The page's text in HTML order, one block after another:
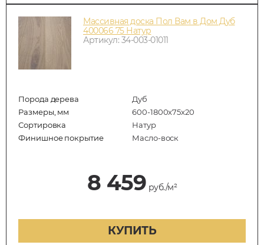
Массивная доска Пол Вам в Дом Дуб
400066 75 Натур
Артикул: 34-003-01011
Порода дерева
Дуб
Размеры, мм
600-1800x75x20
Сортировка
Натур
Финишное покрытие
Масло-воск
8 459 руб./м²
КУПИТЬ